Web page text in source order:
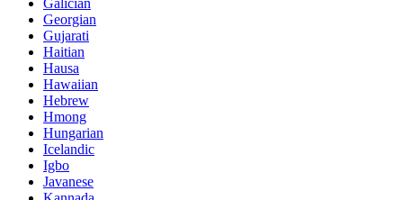
Georgian
Gujarati
Haitian
Hausa
Hawaiian
Hebrew
Hmong
Hungarian
Icelandic
Igbo
Javanese